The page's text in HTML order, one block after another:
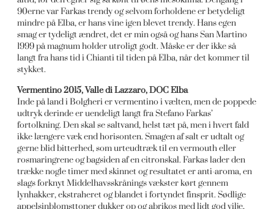
90erne var Farkas trendy og selvom forholdene er betydeligt
mindre på Elba, er hans vine igen blevet trendy. Hans egen
smag er tydeligt ændret, det er min også og hans San Martino
1999 på magnum holder utroligt godt. Måske er der ikke så
langt fra hans tid i Chianti til tiden på Elba, når det kommer til
stykket.
Vermentino 2015, Valle di Lazzaro, DOC Elba
Inde på land i Bolgheri er vermentino i vælten, men de poppede
udtryk derinde er uendeligt langt fra Stefano Farkas’
fortolkning. Den skal se saltvand, helst tæt på, men i hvert fald
ikke længere væk end horisonten. Smagen af salt er udtalt og
gerne blid bitterhed, som urteudtræk til en vermouth eller
rosmaringrene og bagsiden af en citronskal. Farkas lader den
trække nogle timer med skinnet og resultatet er anti-aroma, en
slags forknyt Middelhavsskrånings vækster kørt gennem
lynhakker, ekstraheret og blandet i fortyndet finsprit. Sødlige
appelsinblomsttoner dukker op og abrikos med lidt god vilje,